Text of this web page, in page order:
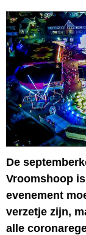
De
Vroomshoop
evenement
verzetje zijn,
alle